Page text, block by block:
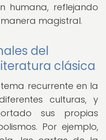
humana, reflejando
magistral.
del
clásica
recurrente en la
culturas, y
sus propias
Por ejemplo,